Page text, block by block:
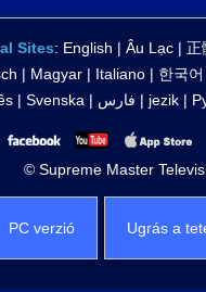
Sites: English | Âu Lạc | 正
| Magyar| Italiano| 한국어
| Svenska | فارس | jezik|
© Supreme Master
PC verzió Ugrás a